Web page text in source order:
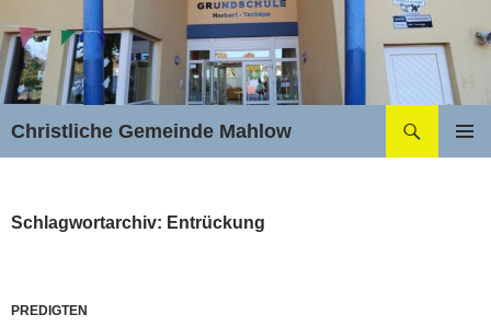
Inhalt
springen
Christliche Gemeinde Mahlow
Schlagwortarchiv: Entrückung
PREDIGTEN